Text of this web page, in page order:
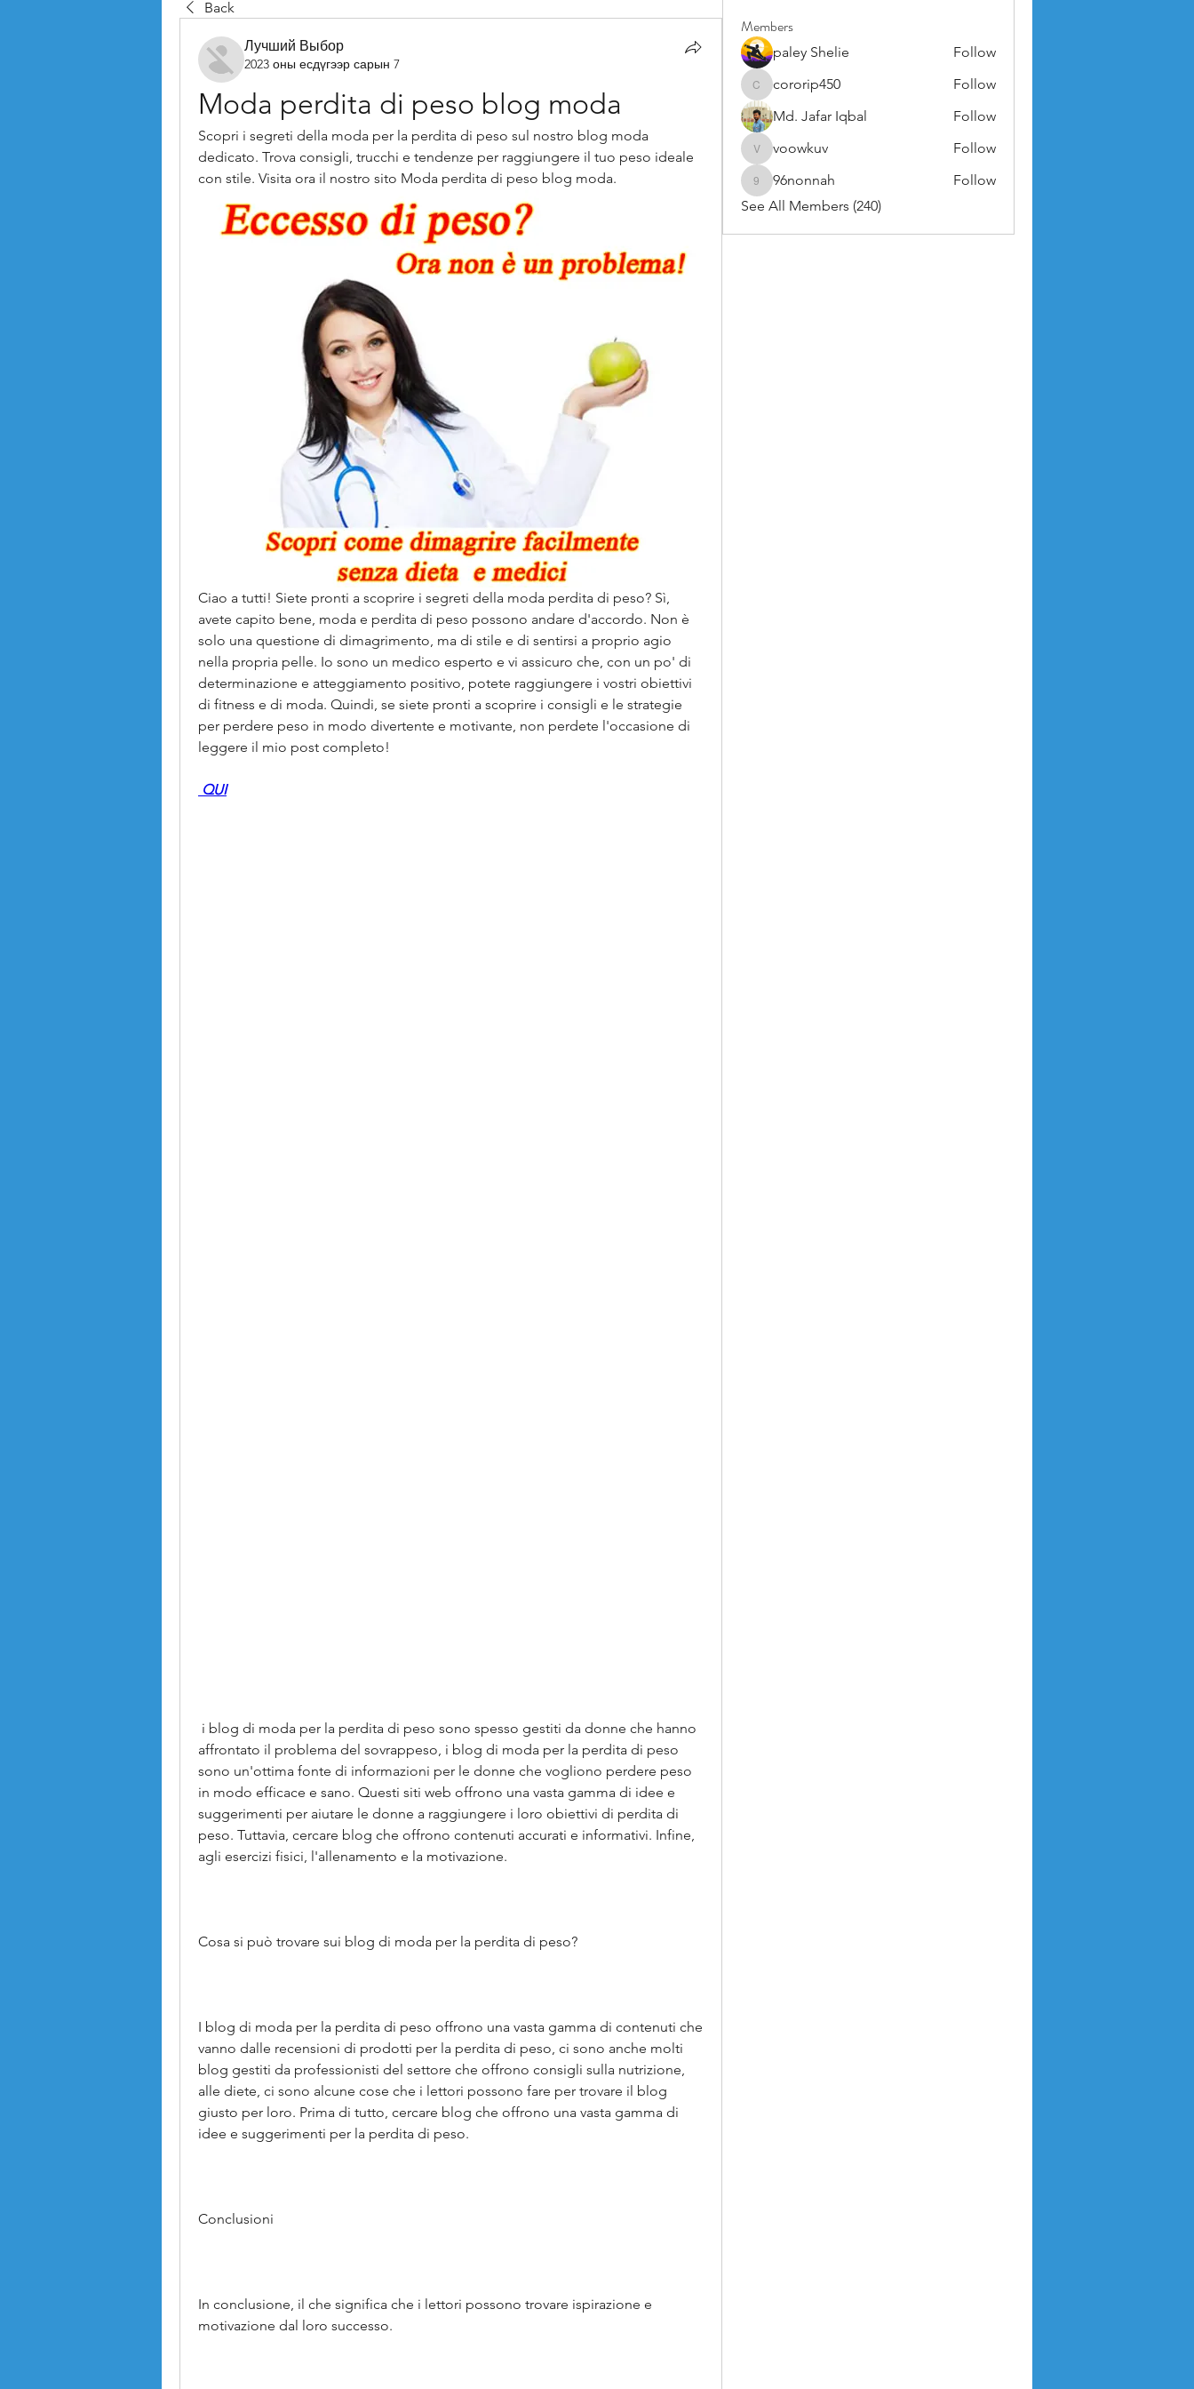
Back
Лучший Выбор
2023 оны есдүгээр сарын 7
Moda perdita di peso blog moda
Scopri i segreti della moda per la perdita di peso sul nostro blog moda
dedicato. Trova consigli, trucchi e tendenze per raggiungere il tuo peso ideale
con stile. Visita ora il nostro sito Moda perdita di peso blog moda.
Ciao a tutti! Siete pronti a scoprire i segreti della moda perdita di peso? Sì,
avete capito bene, moda e perdita di peso possono andare d'accordo. Non è
solo una questione di dimagrimento, ma di stile e di sentirsi a proprio agio
nella propria pelle. Io sono un medico esperto e vi assicuro che, con un po' di
determinazione e atteggiamento positivo, potete raggiungere i vostri obiettivi
di fitness e di moda. Quindi, se siete pronti a scoprire i consigli e le strategie
per perdere peso in modo divertente e motivante, non perdete l'occasione di
leggere il mio post completo!
QUI
affrontato il problema del sovrappeso, i blog di moda per la perdita di peso
sono un'ottima fonte di informazioni per le donne che vogliono perdere peso
in modo efficace e sano. Questi siti web offrono una vasta gamma di idee e
suggerimenti per aiutare le donne a raggiungere i loro obiettivi di perdita di
peso. Tuttavia, cercare blog che offrono contenuti accurati e informativi. Infine,
agli esercizi fisici, l'allenamento e la motivazione.
Cosa si può trovare sui blog di moda per la perdita di peso?
I blog di moda per la perdita di peso offrono una vasta gamma di contenuti che
vanno dalle recensioni di prodotti per la perdita di peso, ci sono anche molti
blog gestiti da professionisti del settore che offrono consigli sulla nutrizione,
alle diete, ci sono alcune cose che i lettori possono fare per trovare il blog
giusto per loro. Prima di tutto, cercare blog che offrono una vasta gamma di
idee e suggerimenti per la perdita di peso.
Conclusioni
In conclusione, il che significa che i lettori possono trovare ispirazione e
motivazione dal loro successo.
Members
paley Shelie Follow
cororip450
cororip450
Follow
Md. Jafar Iqbal
Follow
voowkuv
voowkuv Follow
96nonnah
96nonnah
Follow
See All Members (240)